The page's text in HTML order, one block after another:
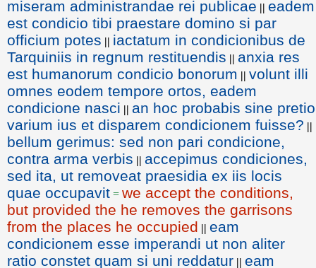
miseram administrandae rei publicae || eadem
est condicio tibi praestare domino si par
officium potes || iactatum in condicionibus de
Tarquiniis in regnum restituendis || anxia res
est humanorum condicio bonorum || volunt illi
omnes eodem tempore ortos, eadem
condicione nasci || an hoc probabis sine pretio
varium ius et disparem condicionem fuisse? ||
bellum gerimus: sed non pari condicione,
contra arma verbis || accepimus condiciones,
sed ita, ut removeat praesidia ex iis locis
quae occupavit = we accept the conditions,
but provided the he removes the garrisons
from the places he occupied || eam
condicionem esse imperandi ut non aliter
ratio constet quam si uni reddatur || eam